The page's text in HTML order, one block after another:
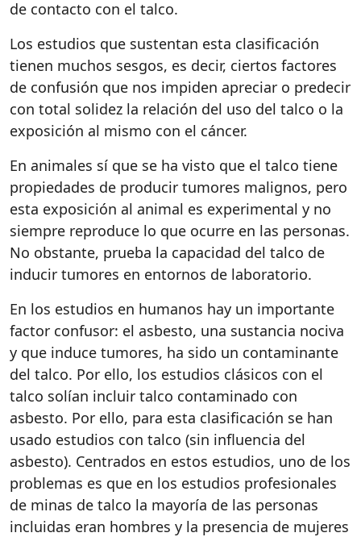
de contacto con el talco.
Los estudios que sustentan esta clasificación
tienen muchos sesgos, es decir, ciertos factores
de confusión que nos impiden apreciar o predecir
con total solidez la relación del uso del talco o la
exposición al mismo con el cáncer.
En animales sí que se ha visto que el talco tiene
propiedades de producir tumores malignos, pero
esta exposición al animal es experimental y no
siempre reproduce lo que ocurre en las personas.
No obstante, prueba la capacidad del talco de
inducir tumores en entornos de laboratorio.
En los estudios en humanos hay un importante
factor confusor: el asbesto, una sustancia nociva
y que induce tumores, ha sido un contaminante
del talco. Por ello, los estudios clásicos con el
talco solían incluir talco contaminado con
asbesto. Por ello, para esta clasificación se han
usado estudios con talco (sin influencia del
asbesto). Centrados en estos estudios, uno de los
problemas es que en los estudios profesionales
de minas de talco la mayoría de las personas
incluidas eran hombres y la presencia de mujeres